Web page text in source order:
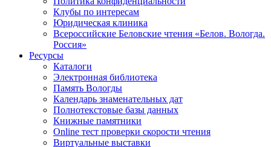
Клубы по интересам
Юридическая клиника
Всероссийские Беловские чтения «Белов. Вологда.
Россия»
Ресурсы
Каталоги
Электронная библиотека
Память Вологды
Календарь знаменательных дат
Полнотекстовые базы данных
Книжные памятники
Online тест проверки скорости чтения
Виртуальные выставки